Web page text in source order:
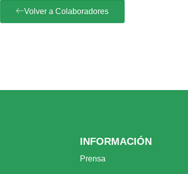
Volver a Colaboradores
INFORMACIÓN
Prensa